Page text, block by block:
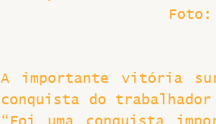
Foto:
A importante vitória
conquista do